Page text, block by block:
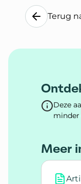
Terug
Deze
minder
Meer